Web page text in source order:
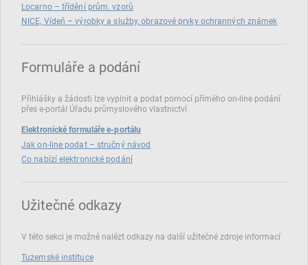
Locarno – třídění prům. vzorů
NICE, Vídeň – výrobky a služby, obrazové prvky ochranných známek
Formuláře a podání
Přihlášky a žádosti lze vyplnit a podat pomocí přímého on‑line podání
přes e‑portál Úřadu průmyslového vlastnictví
Elektronické formuláře e-portálu
Jak on-line podat – stručný návod
Co nabízí elektronické podání
Užitečné odkazy
V této sekci je možné nalézt odkazy na další užitečné zdroje informací
Tuzemské instituce